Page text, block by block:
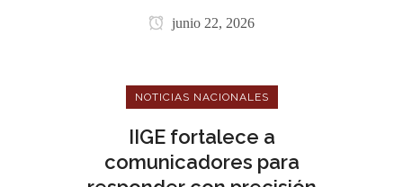
junio 22, 2026
NOTICIAS NACIONALES
IIGE fortalece a
comunicadores para